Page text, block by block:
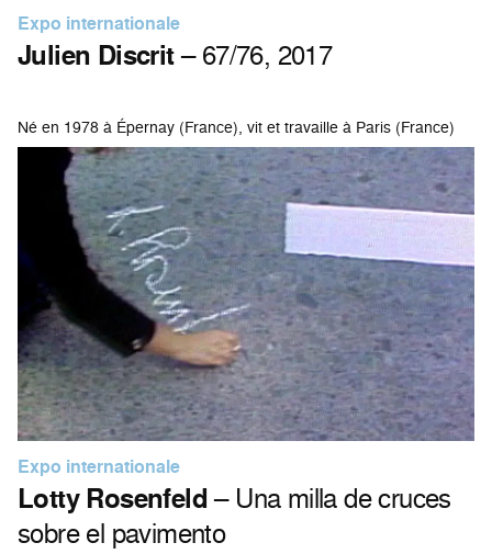
Expo internationale
Julien Discrit– 67/76, 2017
Né en 1978 à Épernay (France), vit et travaille à Paris (France)
Expo internationale
Lotty Rosenfeld– Una milla de cruces
sobre el pavimento